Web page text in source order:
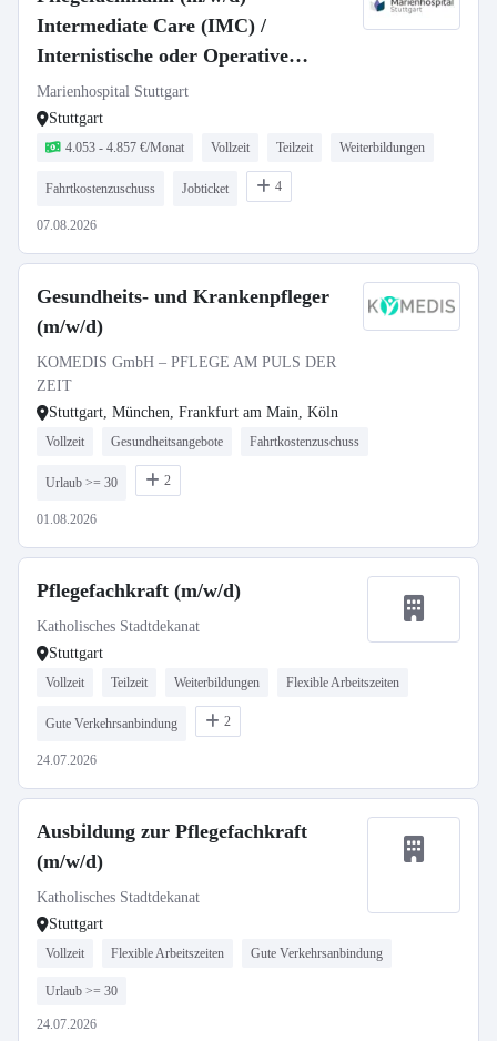
Intermediate Care (IMC) /
Internistische oder Operative
Intensivstation - Voll- oder Teilzeit
Marienhospital Stuttgart
Stuttgart
4.053 - 4.857 €/Monat Vollzeit Teilzeit Weiterbildungen
Fahrtkostenzuschuss Jobticket 4
07.08.2026
Gesundheits- und Krankenpfleger
(m/w/d)
KOMEDIS GmbH – PFLEGE AM PULS DER
ZEIT
Stuttgart, München, Frankfurt am Main, Köln
Vollzeit Gesundheitsangebote Fahrtkostenzuschuss
Urlaub >= 30 2
01.08.2026
Pflegefachkraft (m/w/d)
Katholisches Stadtdekanat
Stuttgart
Vollzeit Teilzeit Weiterbildungen Flexible Arbeitszeiten
Gute Verkehrsanbindung 2
24.07.2026
Ausbildung zur Pflegefachkraft
(m/w/d)
Katholisches Stadtdekanat
Stuttgart
Vollzeit Flexible Arbeitszeiten Gute Verkehrsanbindung
Urlaub >= 30
24.07.2026